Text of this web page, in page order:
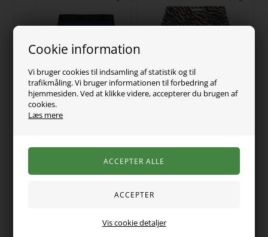
Cookie information
Vi bruger cookies til indsamling af statistik og til
trafikmåling. Vi bruger informationen til forbedring af
hjemmesiden. Ved at klikke videre, accepterer du brugen af
cookies.
Læs mere
Vis cookie detaljer
Skater Titan
Zebra